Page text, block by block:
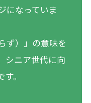
になっていま
ず）」の意味を
シニア世代に向
。